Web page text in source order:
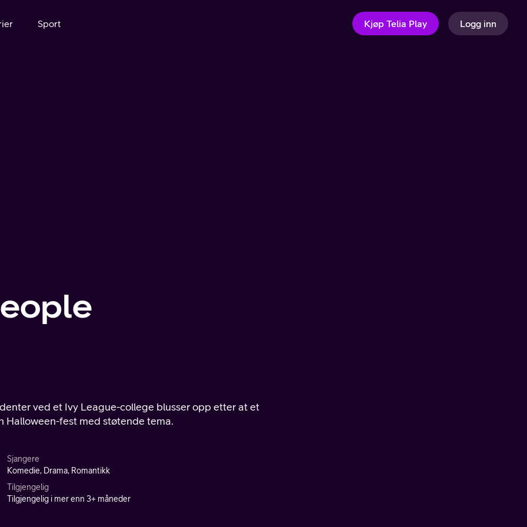
Sport Kjøp Telia Play Logg inn
ved et Ivy League-college blusser opp etter at et
Halloween-fest med støtende tema.
Sjangere
Komedie, Drama, Romantikk
Tilgjengelig
Tilgjengelig i mer enn 3+ måneder